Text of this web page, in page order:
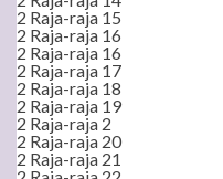
2 Raja-raja 15
2 Raja-raja 16
2 Raja-raja 16
2 Raja-raja 17
2 Raja-raja 18
2 Raja-raja 19
2 Raja-raja 2
2 Raja-raja 20
2 Raja-raja 21